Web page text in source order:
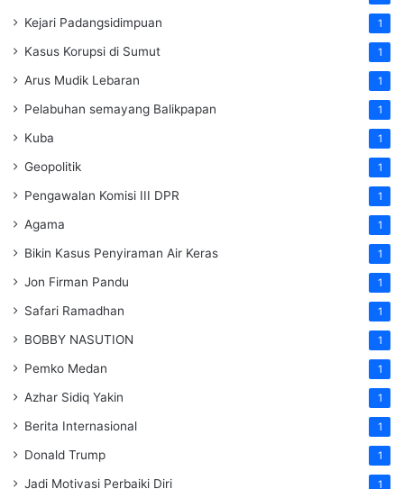
Kejari Padangsidimpuan 1
Kasus Korupsi di Sumut 1
Arus Mudik Lebaran 1
Pelabuhan semayang Balikpapan 1
Kuba 1
Geopolitik 1
Pengawalan Komisi III DPR 1
Agama 1
Bikin Kasus Penyiraman Air Keras 1
Jon Firman Pandu 1
Safari Ramadhan 1
BOBBY NASUTION 1
Pemko Medan 1
Azhar Sidiq Yakin 1
Berita Internasional 1
Donald Trump 1
Jadi Motivasi Perbaiki Diri 1